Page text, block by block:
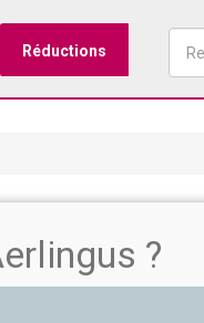
Réductions
?